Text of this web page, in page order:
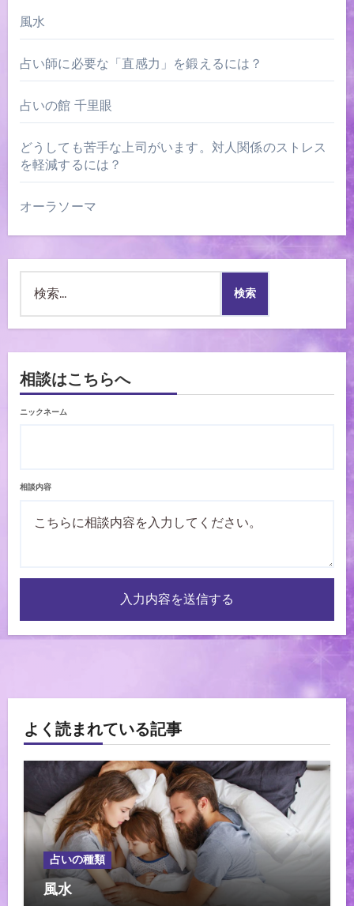
ー
シ
ョ
ン
風水
占い師に必要な「直感力」を鍛えるには？
占いの館 千里眼
どうしても苦手な上司がいます。対人関係のストレス
を軽減するには？
オーラソーマ
相談はこちらへ
ニックネーム
相談内容
入力内容を送信する
よく読まれている記事
占いの種類
風水